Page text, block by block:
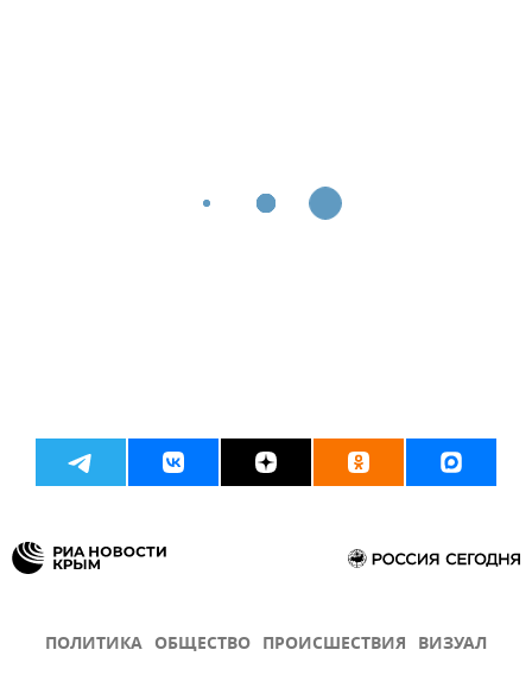
ПОЛИТИКА ОБЩЕСТВО ПРОИСШЕСТВИЯ ВИЗУАЛ